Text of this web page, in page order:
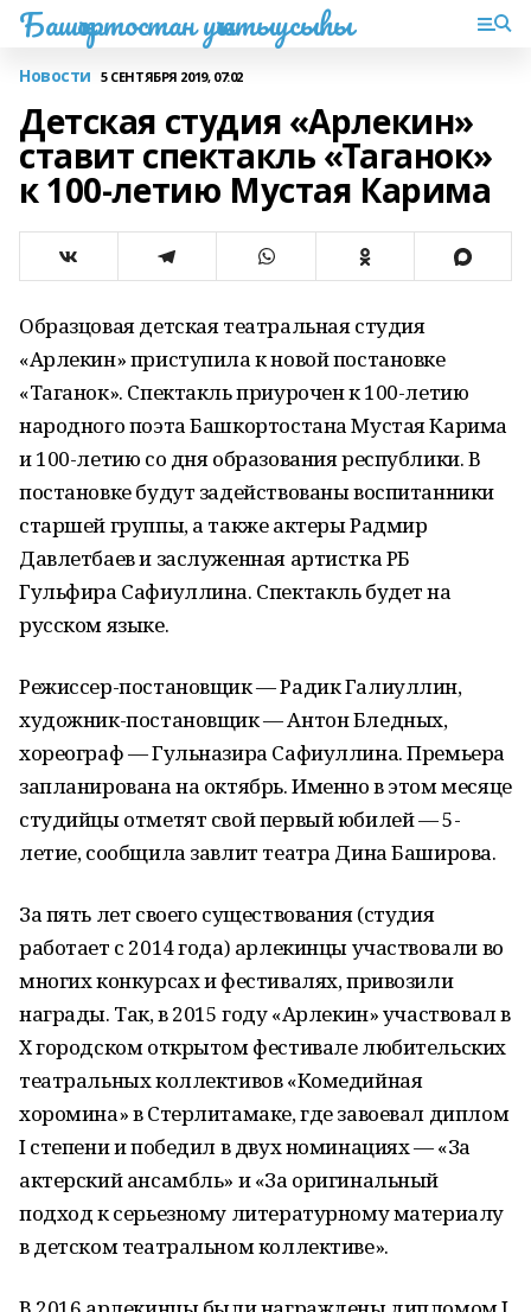
Башҡортостан уҡытыусыһы
Новости 5 СЕНТЯБРЯ 2019, 07:02
Детская студия «Арлекин»
ставит спектакль «Таганок»
к 100-летию Мустая Карима
Образцовая детская театральная студия
«Арлекин» приступила к новой постановке
«Таганок». Спектакль приурочен к 100-летию
народного поэта Башкортостана Мустая Карима
и 100-летию со дня образования республики. В
постановке будут задействованы воспитанники
старшей группы, а также актеры Радмир
Давлетбаев и заслуженная артистка РБ
Гульфира Сафиуллина. Спектакль будет на
русском языке.
Режиссер-постановщик — Радик Галиуллин,
художник-постановщик — Антон Бледных,
хореограф — Гульназира Сафиуллина. Премьера
запланирована на октябрь. Именно в этом месяце
студийцы отметят свой первый юбилей — 5-
летие, сообщила завлит театра Дина Баширова.
За пять лет своего существования (студия
работает с 2014 года) арлекинцы участвовали во
многих конкурсах и фестивалях, привозили
награды. Так, в 2015 году «Арлекин» участвовал в
X городском открытом фестивале любительских
театральных коллективов «Комедийная
хоромина» в Стерлитамаке, где завоевал диплом
I степени и победил в двух номинациях — «За
актерский ансамбль» и «За оригинальный
подход к серьезному литературному материалу
в детском театральном коллективе».